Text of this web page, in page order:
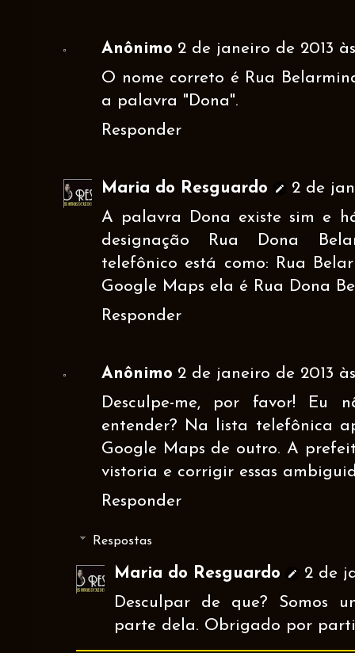
Anônimo 2 de janeiro de 2013 às
O nome correto é Rua
a palavra "Dona".
Responder
Maria do Resguardo
2 de
A palavra Dona existe sim e
designação Rua Dona
telefônico está como: Rua
Google Maps ela é Rua Dona
Responder
Anônimo 2 de janeiro de 2013 às
Desculpe-me, por favor! Eu
entender? Na lista telefônica
Google Maps de outro. A
vistoria e corrigir essas
Responder
Respostas
Maria do Resguardo
2 de
Desculpar de que? Somos
parte dela. Obrigado por